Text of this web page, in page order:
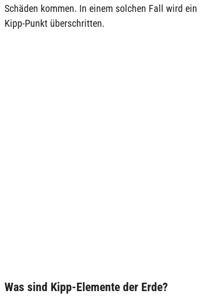
Schäden kommen. In einem solchen Fall wird ein
Kipp-Punkt überschritten.
Was sind Kipp-Elemente der Erde?